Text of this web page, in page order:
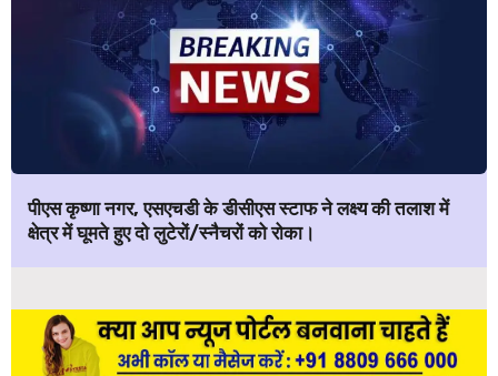
पीएस कृष्णा नगर, एसएचडी के डीसीएस स्टाफ ने लक्ष्य की तलाश में
क्षेत्र में घूमते हुए दो लुटेरों/स्नैचरों को रोका।